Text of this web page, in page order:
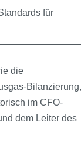
für
die
Bilanzierung,
im CFO-
dem Leiter des